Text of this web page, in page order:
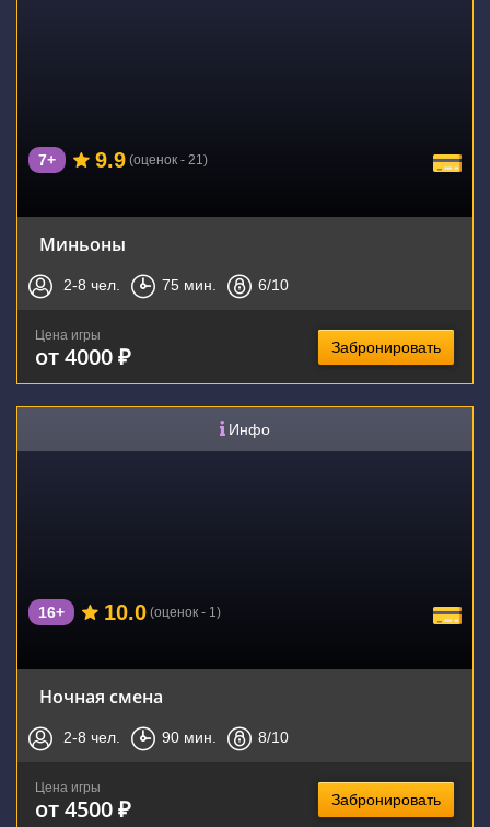
7+ 9.9 (оценок - 21)
Миньоны
2-8 чел. 75 мин. 6/10
Цена игры
от 4000 ₽ Забронировать
Инфо
16+ 10.0 (оценок - 1)
Ночная смена
2-8 чел. 90 мин. 8/10
Цена игры
от 4500 ₽ Забронировать